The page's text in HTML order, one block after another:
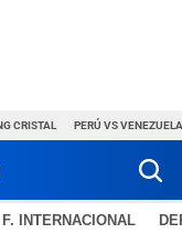
CRISTAL PERÚ VS VENEZUELA
F. INTERNACIONAL